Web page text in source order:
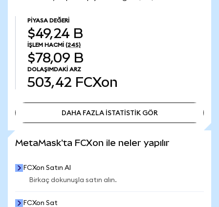
PIYASA DEĞERI
$49,24 B
İŞLEM HACMI (24S)
$78,09 B
DOLAŞIMDAKI ARZ
503,42 FCXon
DAHA FAZLA İSTATİSTİK GÖR
MetaMask'ta FCXon ile neler yapılır
FCXon Satın Al
Birkaç dokunuşla satın alın.
FCXon Sat